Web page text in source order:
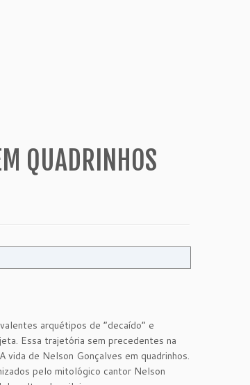
QUADRINHOS
arquétipos de “decaído” e
Essa trajetória sem precedentes na
vida de Nelson Gonçalves em quadrinhos.
pelo mitológico cantor Nelson